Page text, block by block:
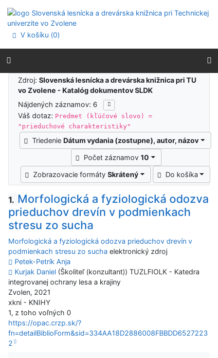
Prejsť na menu
Prehlásenie o webovej prístupnosti
V košíku (0)
Výsledky vyhľadávania
Zdroj:Slovenská lesnícka a drevárska knižnica pri TU
vo Zvolene - Katalóg dokumentov SLDK
Nájdených záznamov: 6
Váš dotaz: Predmet (kľúčové slovo) =
"prieduchové charakteristiky"
Triedenie Dátum vydania (zostupne), autor, názov
Počet záznamov10
Zobrazovacie formátySkrátený Do košíka
1. Morfologická a fyziologická odozva
prieduchov drevín v podmienkach
stresu zo sucha
Morfologická a fyziologická odozva prieduchov drevín v
podmienkach stresu zo sucha elektronický zdroj
Petek-Petrík Anja
Kurjak Daniel (Školiteľ (konzultant)) TUZLFIOLK - Katedra
integrovanej ochrany lesa a krajiny
Zvolen, 2021
xkni - KNIHY
1, z toho voľných 0
https://opac.crzp.sk/?
fn=detailBiblioForm&sid=334AA18D2886008FBBDD6527223
2